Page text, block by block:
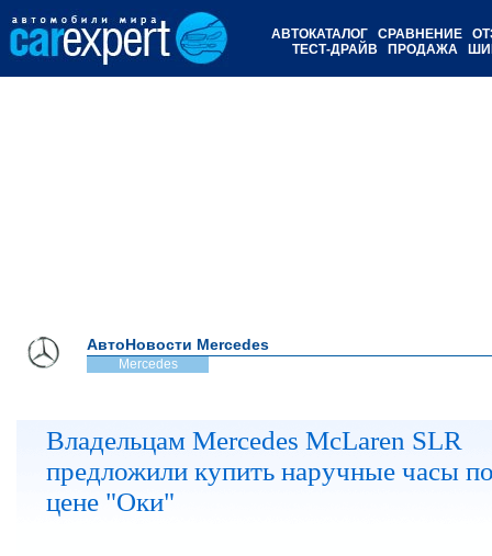
АВТОКАТАЛОГ СРАВНЕНИЕ
ТЕСТ-ДРАЙВ
ПРОДАЖА
АвтоНовости Mercedes
Mercedes
Владельцам Mercedes McLaren SLR
предложили купить наручные часы
цене "Оки"